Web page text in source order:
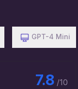
GPT-4 Mini
7.8 /10